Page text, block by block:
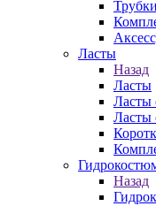
Ласты
Назад
Ласты
Ласты
Ласты
Назад